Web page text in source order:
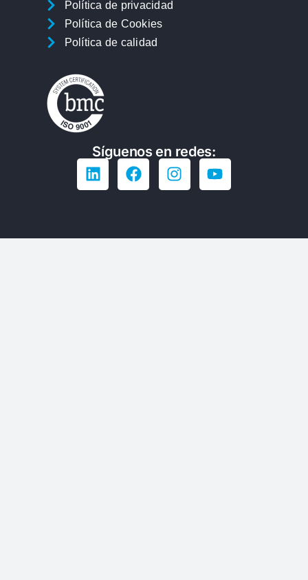
Política de privacidad
Política de Cookies
Política de calidad
Síguenos en redes: